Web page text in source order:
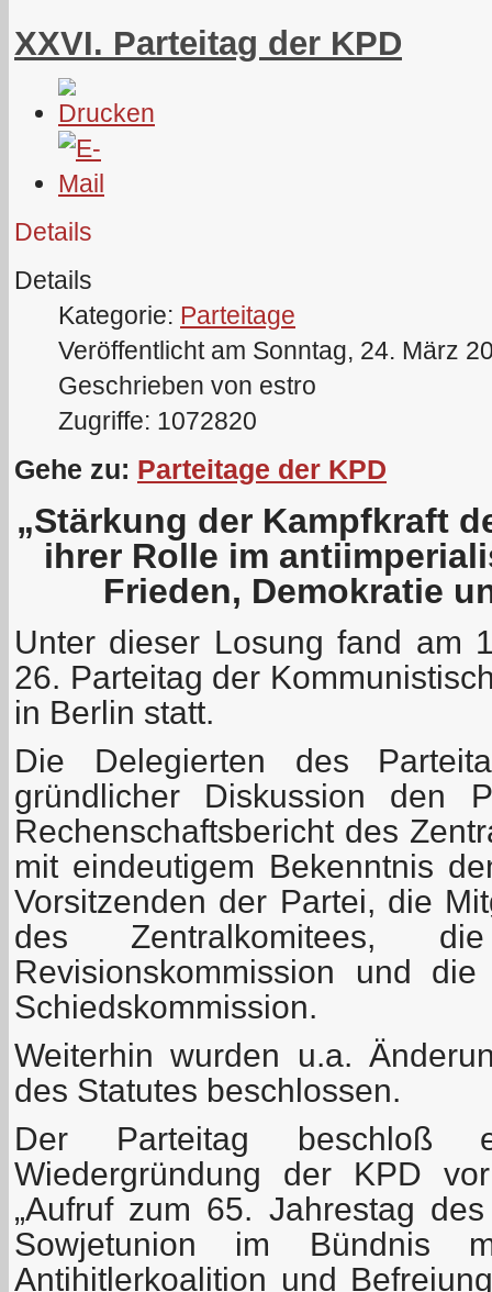
XXVI. Parteitag der KPD
Details
Details
Kategorie: Parteitage
Veröffentlicht am Sonntag, 24. März
Geschrieben von estro
Zugriffe: 1072820
Gehe zu: Parteitage der KPD
„Stärkung der Kampfkraft
ihrer Rolle im
Frieden, Demokratie
Unter dieser Losung fand am
26. Parteitag der
in Berlin statt.
Die Delegierten des
gründlicher Diskussion den
Rechenschaftsbericht des
mit eindeutigem Bekenntnis
Vorsitzenden der Partei, die
des Zentralkomitees,
Revisionskommission und
Schiedskommission.
Weiterhin wurden u.a.
des Statutes beschlossen.
Der Parteitag beschloß
Wiedergründung der KPD
„Aufruf zum 65. Jahrestag
Sowjetunion im Bündnis
Antihitlerkoalition und